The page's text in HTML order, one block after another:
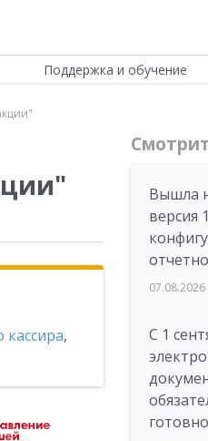
Поддержка и обучение
кассира,
Вышла
версия
07.08.2026
С 1